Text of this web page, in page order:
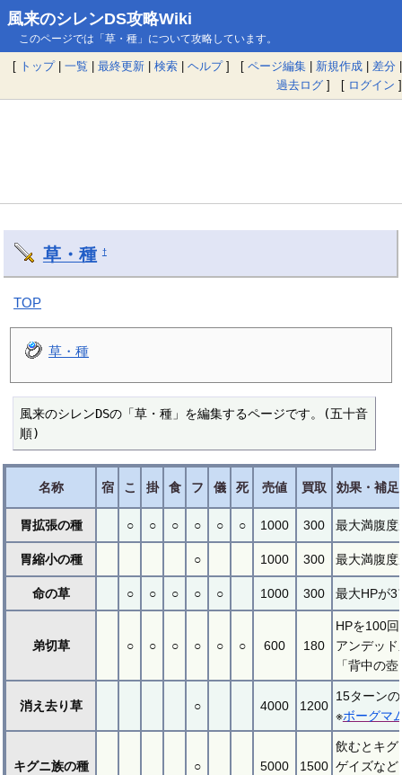
風来のシレンDS攻略Wiki
このページでは「草・種」について攻略しています。
[ トップ| 一覧 | 最終更新 | 検索 | ヘルプ] [ ページ編集 | 新規作成 | 差分 |
過去ログ ] [ ログイン ]
草・種 †
TOP
草・種
風来のシレンDSの「草・種」を編集するページです。(五十音
順)
名称 宿 こ 掛 食 フ 儀 死 売値 買取 効果・補足
胃拡張の種 ○ ○ ○ ○ ○ ○ 1000 300 最大満腹度
胃縮小の種 ○ 1000 300 最大満腹度
命の草 ○ ○ ○ ○ ○ 1000 300 最大HPが3
弟切草 ○ ○ ○ ○ ○ ○ 600 180
HPを100
アンデッ
「背中の
消え去り草 ○ 4000 1200
15ターン
※ボーグマ
キグニ族の種 ○ 5000 1500
飲むとキグ
ゲイズなど